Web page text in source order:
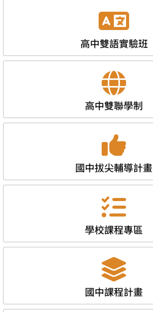
高中雙語實驗班
高中雙聯學制
國中拔尖輔導計畫
學校課程專區
國中課程計畫